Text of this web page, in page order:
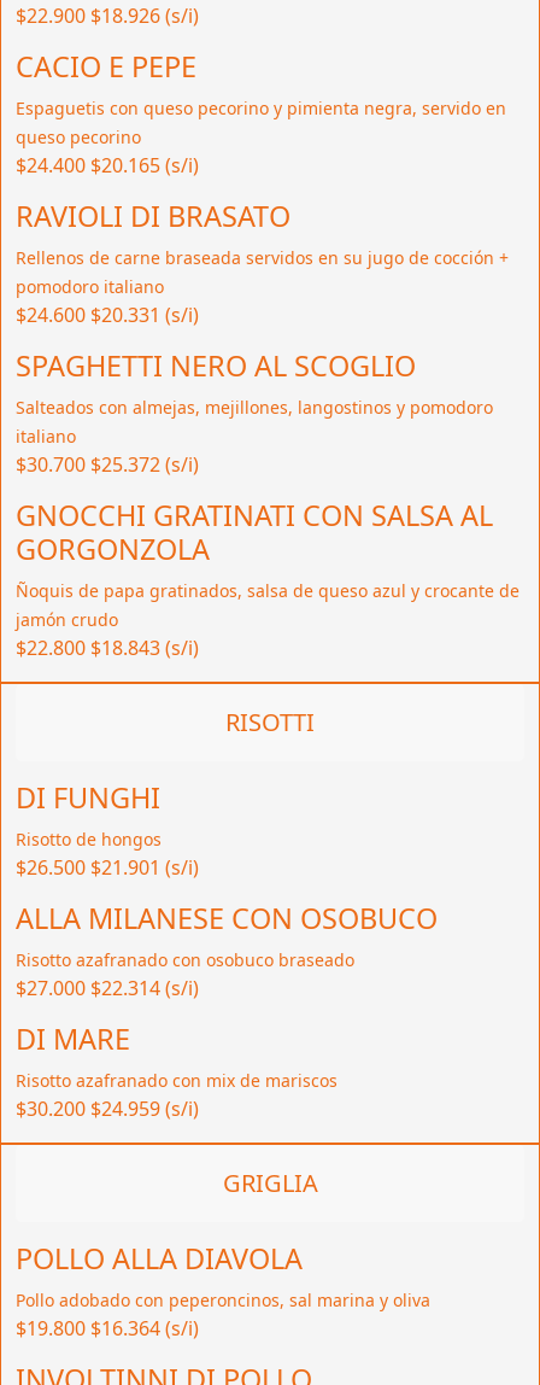
$22.900 $18.926 (s/i)
CACIO E PEPE
Espaguetis con queso pecorino y pimienta negra, servido en
queso pecorino
$24.400 $20.165 (s/i)
RAVIOLI DI BRASATO
Rellenos de carne braseada servidos en su jugo de cocción +
pomodoro italiano
$24.600 $20.331 (s/i)
SPAGHETTI NERO AL SCOGLIO
Salteados con almejas, mejillones, langostinos y pomodoro
italiano
$30.700 $25.372 (s/i)
GNOCCHI GRATINATI CON SALSA AL
GORGONZOLA
Ñoquis de papa gratinados, salsa de queso azul y crocante de
jamón crudo
$22.800 $18.843 (s/i)
RISOTTI
DI FUNGHI
Risotto de hongos
$26.500 $21.901 (s/i)
ALLA MILANESE CON OSOBUCO
Risotto azafranado con osobuco braseado
$27.000 $22.314 (s/i)
DI MARE
Risotto azafranado con mix de mariscos
$30.200 $24.959 (s/i)
GRIGLIA
POLLO ALLA DIAVOLA
Pollo adobado con peperoncinos, sal marina y oliva
$19.800 $16.364 (s/i)